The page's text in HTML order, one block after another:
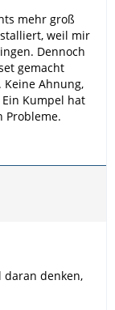
mehr groß
weil mir
Dennoch
gemacht
Ahnung,
Kumpel hat
Probleme.
daran denken,